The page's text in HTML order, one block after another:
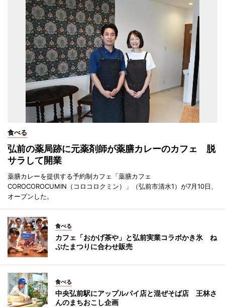
食べる
弘前の薬局跡に元薬剤師が薬膳カレーのカフェ 脱
サラして開業
薬膳カレーを提供する予約制カフェ「薬膳カフェ
COROCOROCUMIN（コロコロクミン）」（弘前市清水1）が7月10日、
オープンした。
食べる
カフェ「おかげ茶や」と弘前実業コラボかき氷 ね
ぷたまつりに合わせ販売
食べる
中央弘前駅にアップルパイ店と混ぜそば店 王林さ
んのまちおこし企画